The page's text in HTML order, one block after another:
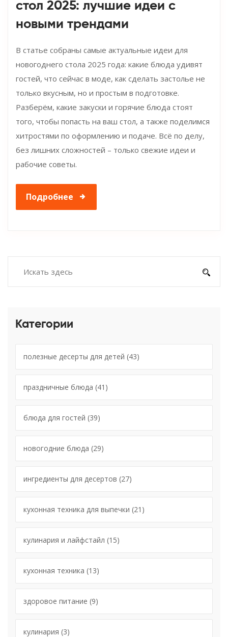
стол 2025: лучшие идеи с
новыми трендами
В статье собраны самые актуальные идеи для
новогоднего стола 2025 года: какие блюда удивят
гостей, что сейчас в моде, как сделать застолье не
только вкусным, но и простым в подготовке.
Разберём, какие закуски и горячие блюда стоят
того, чтобы попасть на ваш стол, а также поделимся
хитростями по оформлению и подаче. Всё по делу,
без лишних сложностей – только свежие идеи и
рабочие советы.
Подробнее
Категории
полезные десерты для детей (43)
праздничные блюда (41)
блюда для гостей (39)
новогодние блюда (29)
ингредиенты для десертов (27)
кухонная техника для выпечки (21)
кулинария и лайфстайл (15)
кухонная техника (13)
здоровое питание (9)
кулинария (3)